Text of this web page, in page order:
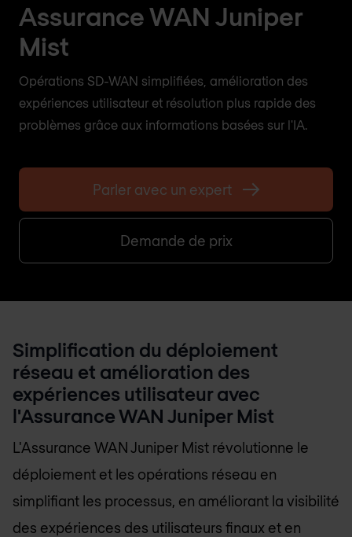
Assurance WAN Juniper
Mist
Opérations SD-WAN simplifiées, amélioration des
expériences utilisateur et résolution plus rapide des
problèmes grâce aux informations basées sur l'IA.
Parler avec un expert
Demande de prix
Simplification du déploiement
réseau et amélioration des
expériences utilisateur avec
l'Assurance WAN Juniper Mist
L'Assurance WAN Juniper Mist révolutionne le
déploiement et les opérations réseau en
simplifiant les processus, en améliorant la visibilité
des expériences des utilisateurs finaux et en